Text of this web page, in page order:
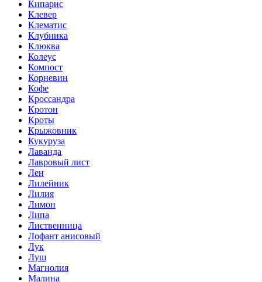
Кипарис
Клевер
Клематис
Клубника
Клюква
Колеус
Компост
Корневин
Кофе
Кроссандра
Кротон
Кроты
Крыжовник
Кукуруза
Лаванда
Лавровый лист
Лен
Лилейник
Лилия
Лимон
Липа
Лиственница
Лофант анисовый
Лук
Луш
Магнолия
Малина